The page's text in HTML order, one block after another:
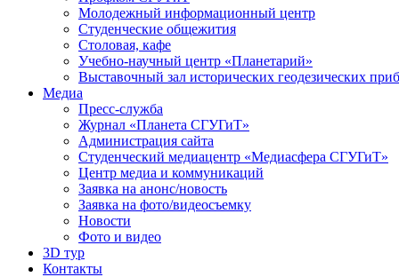
Молодежный информационный центр
Студенческие общежития
Столовая, кафе
Учебно-научный центр «Планетарий»
Выставочный зал исторических геодезических
Медиа
Пресс-служба
Журнал «Планета СГУГиТ»
Администрация сайта
Студенческий медиацентр «Медиасфера СГУГиТ»
Центр медиа и коммуникаций
Заявка на анонс/новость
Заявка на фото/видеосъемку
Новости
Фото и видео
3D тур
Контакты